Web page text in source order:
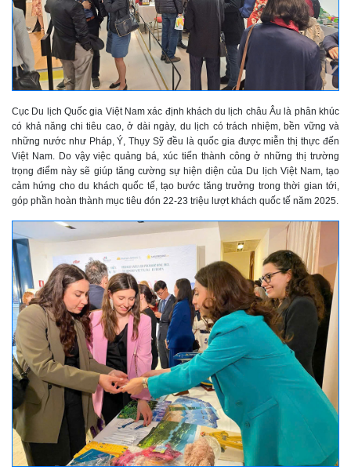
Cục Du lịch Quốc gia Việt Nam xác định khách du lịch châu Âu là phân khúc
có khả năng chi tiêu cao, ở dài ngày, du lịch có trách nhiệm, bền vững và
những nước như Pháp, Ý, Thụy Sỹ đều là quốc gia được miễn thị thực đến
Việt Nam. Do vậy việc quảng bá, xúc tiến thành công ở những thị trường
trọng điểm này sẽ giúp tăng cường sự hiện diện của Du lịch Việt Nam, tạo
cảm hứng cho du khách quốc tế, tạo bước tăng trưởng trong thời gian tới,
góp phần hoàn thành mục tiêu đón 22-23 triệu lượt khách quốc tế năm 2025.